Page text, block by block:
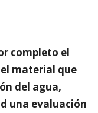
completo el
material que
del agua,
una evaluación